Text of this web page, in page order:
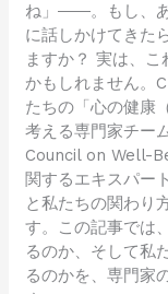
ね」――。もし、
に話しかけてきた
ますか？ 実は、
かもしれません。
たちの「心の健康
考える専門家チー
Council on Well-
関するエキスパー
と私たちの関わり
す。この記事では
るのか、そして私
るのかを、専門家